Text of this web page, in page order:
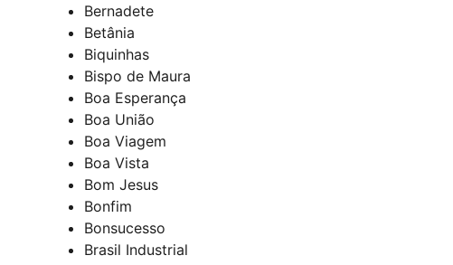
Bernadete
Betânia
Biquinhas
Bispo de Maura
Boa Esperança
Boa União
Boa Viagem
Boa Vista
Bom Jesus
Bonfim
Bonsucesso
Brasil Industrial